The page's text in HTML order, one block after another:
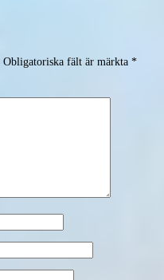
Obligatoriska fält är märkta *